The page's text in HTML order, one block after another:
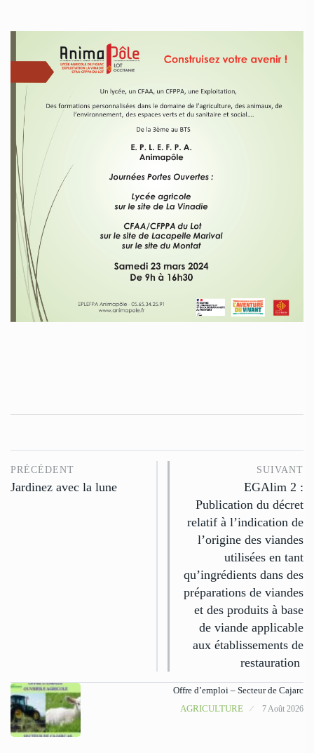
PRÉCÉDENT
Jardinez avec la lune
SUIVANT
EGAlim 2 :
Publication du décret
relatif à l’indication de
l’origine des viandes
utilisées en tant
qu’ingrédients dans des
préparations de viandes
et des produits à base
de viande applicable
aux établissements de
restauration
Offre d’emploi – Secteur de Cajarc
AGRICULTURE
7 Août 2026